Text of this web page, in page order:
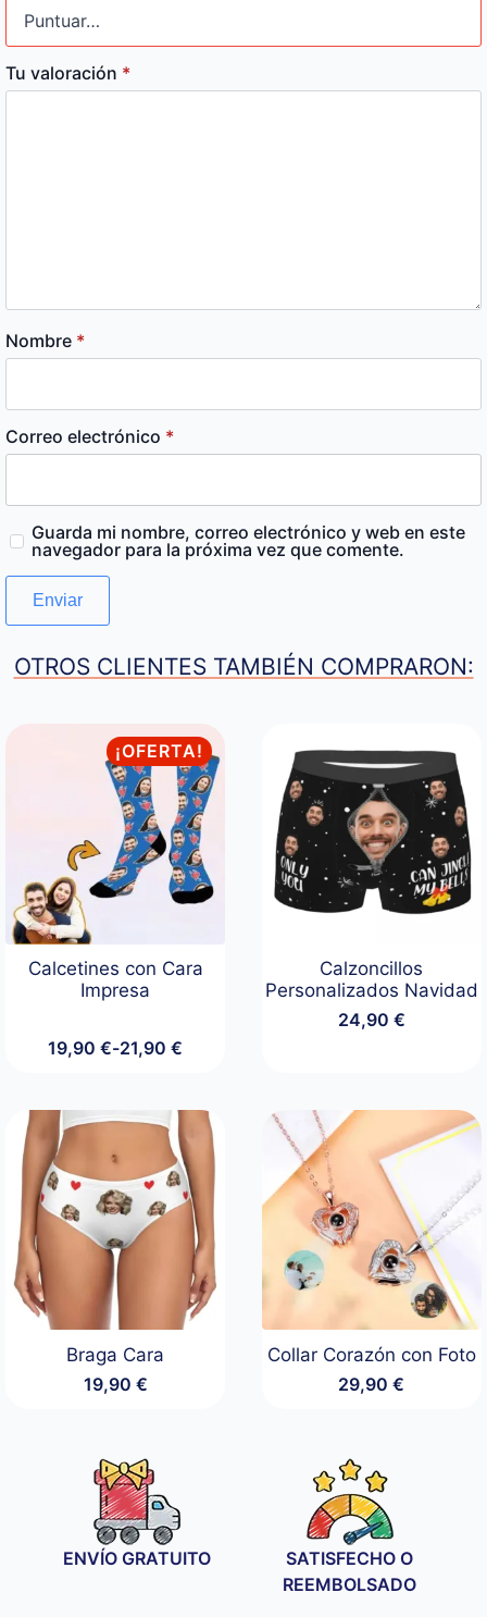
Tu valoración *
Nombre *
Correo electrónico *
Guarda mi nombre, correo electrónico y web en este
navegador para la próxima vez que comente.
OTROS CLIENTES TAMBIÉN COMPRARON:
¡OFERTA!
Calcetines con Cara
Impresa
19,90€-21,90€
Rango
desde
19,90 €
hasta
21,90 €
Calzoncillos
Personalizados Navidad
24,90 €
Braga Cara
19,90 €
Collar Corazón con Foto
29,90€
ENVÍO GRATUITO
SATISFECHO O
REEMBOLSADO